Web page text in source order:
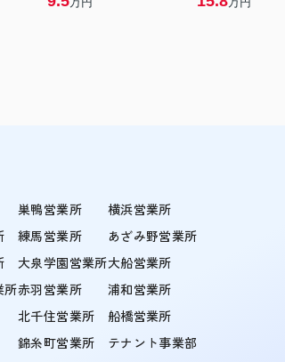
所
巣鴨営業所
練馬営業所
大泉学園営業所
赤羽営業所
北千住営業所
錦糸町営業所
横浜営業所
あざみ野営業所
大船営業所
浦和営業所
船橋営業所
テナント事業部